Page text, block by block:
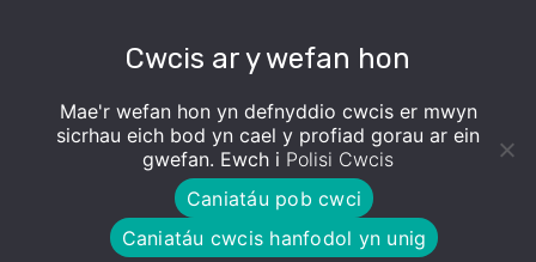
Cwcis ar y wefan hon
Mae'r wefan hon yn defnyddio cwcis er mwyn
sicrhau eich bod yn cael y profiad gorau ar ein
gwefan. Ewch i Polisi Cwcis
Caniatáu pob cwci
Caniatáu cwcis hanfodol yn unig